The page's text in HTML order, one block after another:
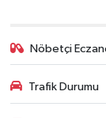
Nöbetçi
Trafik Durumu